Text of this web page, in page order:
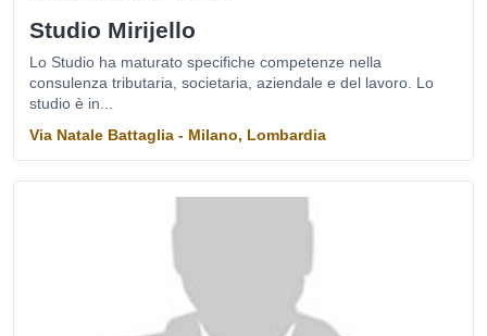
Studio Mirijello
Lo Studio ha maturato specifiche competenze nella
consulenza tributaria, societaria, aziendale e del lavoro. Lo
studio è in...
Via Natale Battaglia - Milano, Lombardia